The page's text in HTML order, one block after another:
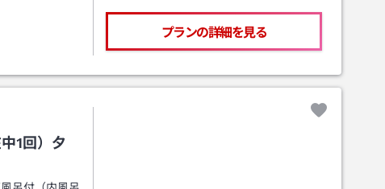
プランの詳細を見る
1回）夕